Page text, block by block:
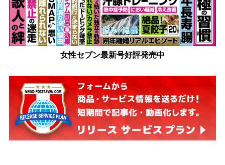
女性セブン最新号好評発売中